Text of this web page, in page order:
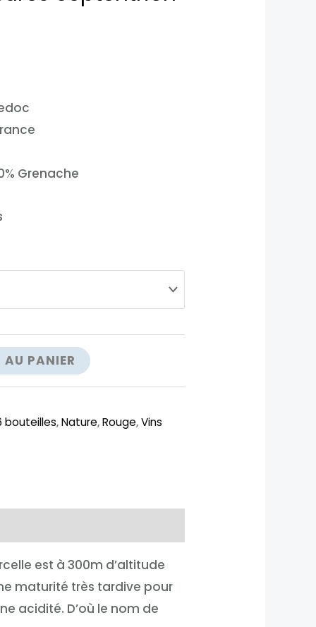
Grenache
PANIER
bouteilles,Nature,Rouge,Vins
est à 300m d’altitude
maturité très tardive pour
acidité. D’où le nom de